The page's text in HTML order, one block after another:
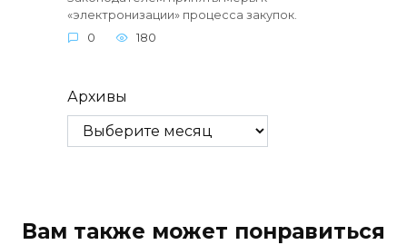
«электронизации» процесса закупок.
0
180
Архивы
Вам также может понравиться